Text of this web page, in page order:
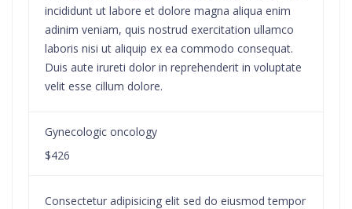
incididunt ut labore et dolore magna aliqua enim
adinim veniam, quis nostrud exercitation ullamco
laboris nisi ut aliquip ex ea commodo consequat.
Duis aute irureti dolor in reprehenderit in voluptate
velit esse cillum dolore.
Gynecologic oncology
$426
Consectetur adipisicing elit sed do eiusmod tempor